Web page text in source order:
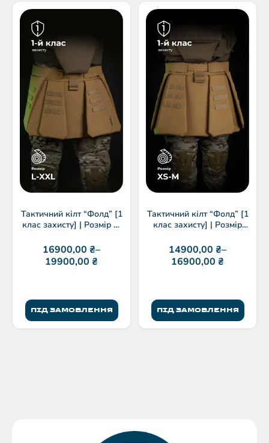
Тактичний кілт “Фолд” [1
клас захисту] | Розмір L-
Балістика
16900,00 ₴–
19900,00 ₴
ПІД ЗАМОВЛЕННЯ
Тактичний кілт “Фолд” [1
клас захисту] | Розмір
Балістика
14900,00 ₴–
16900,00 ₴
ПІД ЗАМОВЛЕННЯ